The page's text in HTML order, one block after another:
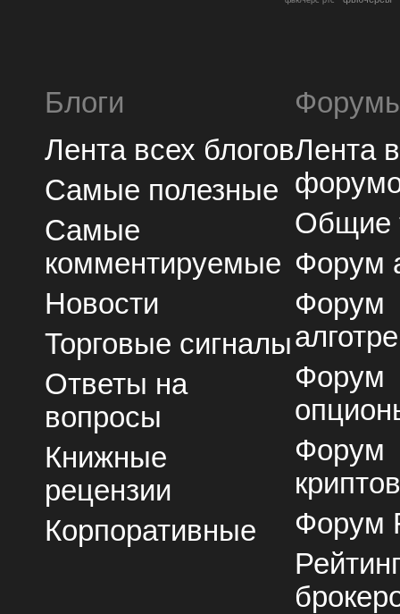
Блоги
Лента всех блогов
Самые полезные
Самые
комментируемые
Новости
Торговые сигналы
Ответы на
вопросы
Книжные
рецензии
Корпоративные
Лента
Общие
Форум
Форум
Форум
Форум
Форум